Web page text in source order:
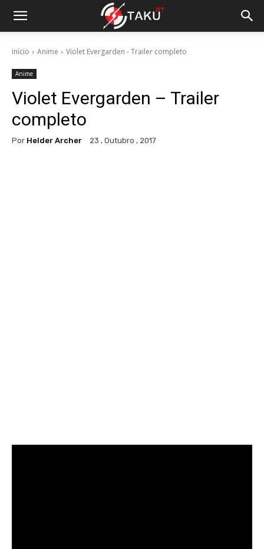
Início Anime Violet Evergarden - Trailer completo
Anime
Violet Evergarden – Trailer
completo
Por Helder Archer 23 , Outubro , 2017